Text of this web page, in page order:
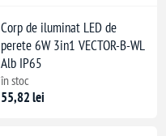
Corp de iluminat LED de
perete 6W 3in1 VECTOR-B-WL
Alb IP65
în stoc
55,82 lei